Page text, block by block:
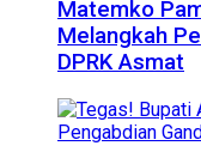
Matemko
Melangkah
DPRK Asmat